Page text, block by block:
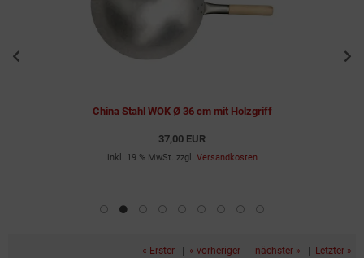
China Stahl WOK Ø 36 cm mit Holzgriff
37,00 EUR
inkl. 19 % MwSt. zzgl. Versandkosten
« Erster | « vorheriger | nächster » | Letzter »